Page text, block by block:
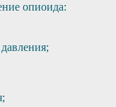
опиоида: